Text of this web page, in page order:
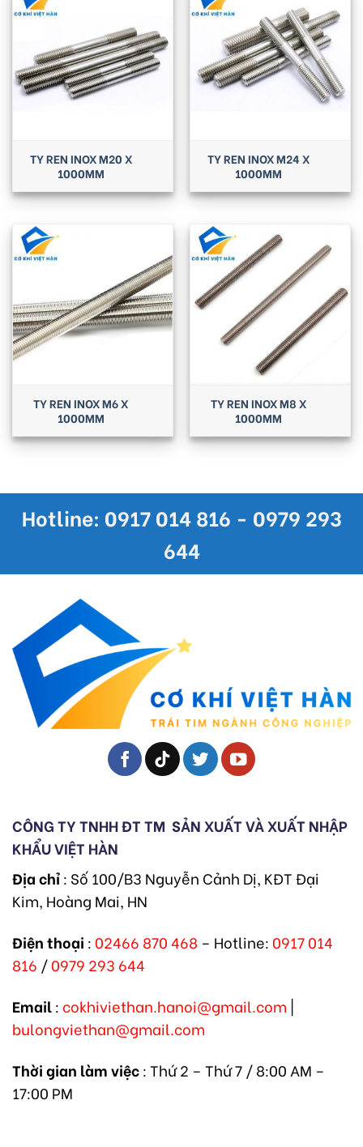
TY REN INOX M20 X
1000MM
TY REN INOX M24 X
1000MM
TY REN INOX M6 X
1000MM
TY REN INOX M8 X
1000MM
Hotline: 0917 014 816 - 0979 293
644
CÔNG TY TNHH ĐT TM SẢN XUẤT VÀ XUẤT NHẬP
KHẨU VIỆT HÀN
Địa chỉ: Số 100/B3 Nguyễn Cảnh Dị, KĐT Đại
Kim, Hoàng Mai, HN
Điện thoại : 02466 870 468 – Hotline: 0917 014
816 /0979 293 644
Email: cokhiviethan.hanoi@gmail.com |
bulongviethan@gmail.com
Thời gian làm việc: Thứ 2 – Thứ 7 / 8:00 AM –
17:00 PM